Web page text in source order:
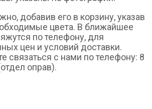
добавив его в корзину, указав
цвета. В ближайшее
по телефону, для
цен и условий доставки.
связаться с нами по телефону: 8
оправ).